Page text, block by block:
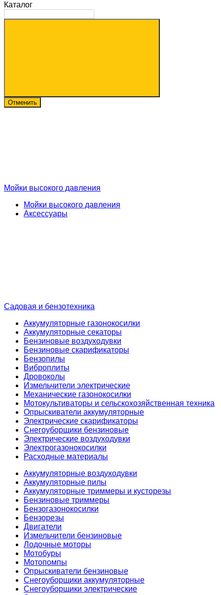
Каталог
Отменить
Мойки высокого давления
Мойки высокого давления
Аксессуары
Садовая и бензотехника
Аккумуляторные газонокосилки
Аккумуляторные секаторы
Бензиновые воздуходувки
Бензиновые скарификаторы
Бензопилы
Виброплиты
Дровоколы
Измельчители электрические
Механические газонокосилки
Мотокультиваторы и сельскохозяйственная техника
Опрыскиватели аккумуляторные
Электрические скарификаторы
Снегоуборщики бензиновые
Электрические воздуходувки
Электрогазонокосилки
Расходные материалы
Аккумуляторные воздуходувки
Аккумуляторные пилы
Аккумуляторные триммеры и кусторезы
Бензиновые триммеры
Бензогазонокосилки
Бензорезы
Двигатели
Измельчители бензиновые
Лодочные моторы
Мотобуры
Мотопомпы
Опрыскиватели бензиновые
Снегоуборщики аккумуляторные
Снегоуборщики электрические